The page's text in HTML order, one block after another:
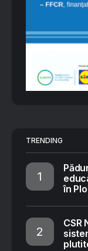
TRENDING
în
CSR